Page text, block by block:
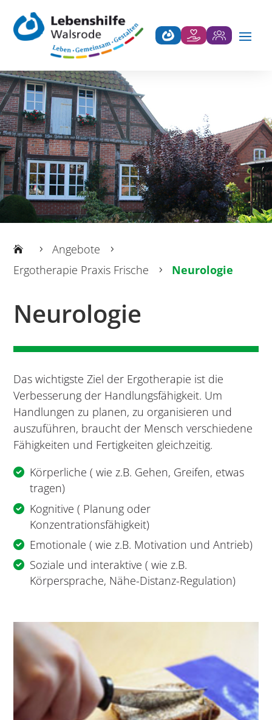
5 Angebote 5
Ergotherapie Praxis Frische 5 Neurologie
Neurologie
Das wichtigste Ziel der Ergotherapie ist die
Verbesserung der Handlungsfähigkeit. Um
Handlungen zu planen, zu organisieren und
auszuführen, braucht der Mensch verschiedene
Fähigkeiten und Fertigkeiten gleichzeitig.
Körperliche ( wie z.B. Gehen, Greifen, etwas
tragen)
Kognitive ( Planung oder
Konzentrationsfähigkeit)
Emotionale ( wie z.B. Motivation und Antrieb)
Soziale und interaktive ( wie z.B.
Körpersprache, Nähe-Distanz-Regulation)